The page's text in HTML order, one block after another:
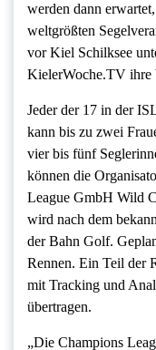
werden dann
weltgrößten
vor Kiel Schilksee
KielerWoche.TV ihre
Jeder der 17 in der
kann bis zu zwei
vier bis fünf
können die
League GmbH Wild
wird nach dem
der Bahn Golf.
Rennen. Ein Teil der
mit Tracking und
übertragen.
„Die Champions